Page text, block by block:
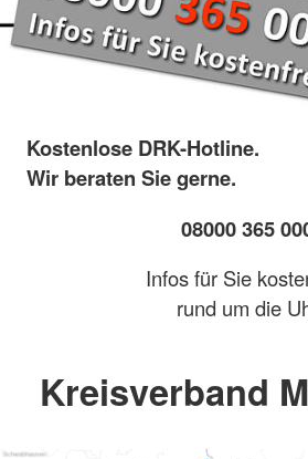
Kostenlose DRK-Hotline.
Wir beraten Sie gerne.
08000 365
Infos für Sie
rund um die
Kreisverband